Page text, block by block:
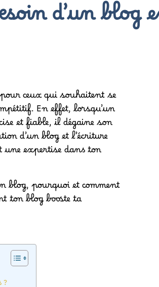
d’un blog
ceux qui souhaitent se
En effet, lorsqu’un
et fiable, il dégaine son
d’un blog et l’écriture
une expertise dans ton
blog, pourquoi et comment
ton blog booste ta